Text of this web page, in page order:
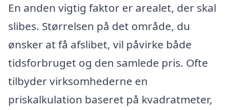
En anden vigtig faktor er arealet, der skal
slibes. Størrelsen på det område, du
ønsker at få afslibet, vil påvirke både
tidsforbruget og den samlede pris. Ofte
tilbyder virksomhederne en
priskalkulation baseret på kvadratmeter,